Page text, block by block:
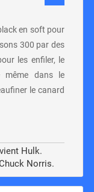
en soft pour
300 par des
les enfiler, le
même dans le
le canard
Hulk.
Norris.